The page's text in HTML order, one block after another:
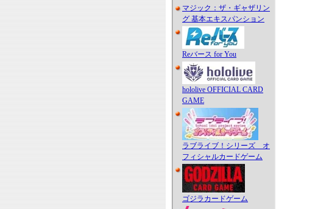
マジック：ザ・ギャザリン
グ 基本エキスパンション
Reバース for You
hololive OFFICIAL CARD
GAME
ラブライブ！シリーズ オ
フィシャルカードゲーム
ゴジラカードゲーム